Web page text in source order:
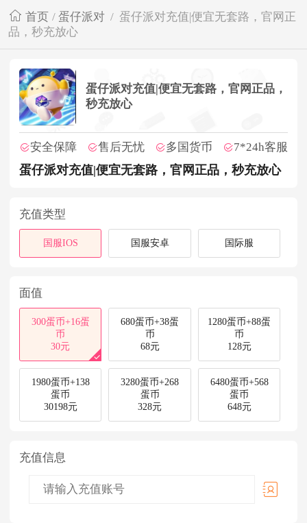
首页 / 蛋仔派对 / 蛋仔派对充值|便宜无套路，官网正
品，秒充放心
蛋仔派对充值|便宜无套路，官网正品，
秒充放心
安全保障 售后无忧 多国货币 7*24h客服
蛋仔派对充值|便宜无套路，官网正品，秒充放心
充值类型
国服IOS 国服安卓 国际服
面值
300蛋币+16蛋
币
30元
680蛋币+38蛋
币
68元
1280蛋币+88蛋
币
128元
1980蛋币+138
蛋币
30198元
3280蛋币+268
蛋币
328元
6480蛋币+568
蛋币
648元
充值信息